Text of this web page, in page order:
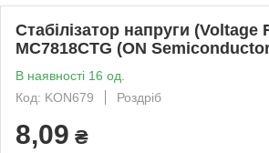
Стабілізатор напруги (Voltage
MC7818CTG (ON
В наявності 16 од.
Код: KON679
Роздріб
8,09 ₴